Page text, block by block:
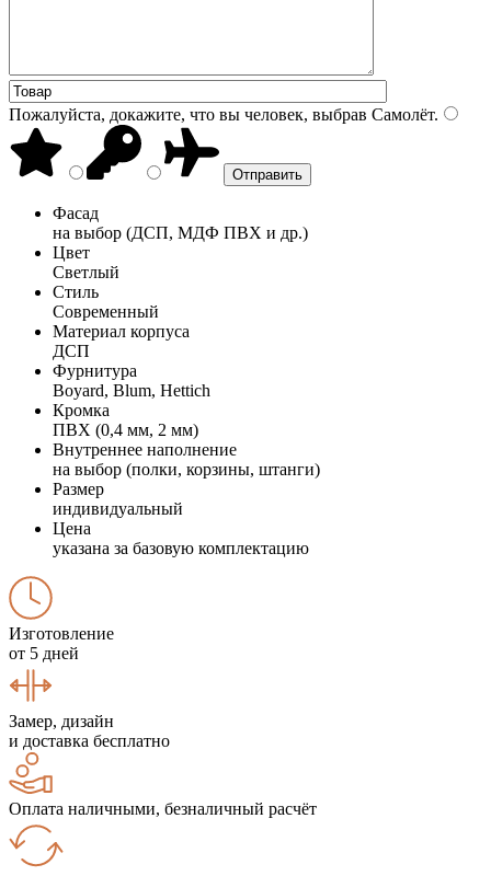
Пожалуйста, докажите, что вы человек, выбрав Самолёт.
Фасад
на выбор (ДСП, МДФ ПВХ и др.)
Цвет
Светлый
Стиль
Современный
Материал корпуса
ДСП
Фурнитура
Boyard, Blum, Hettich
Кромка
ПВХ (0,4 мм, 2 мм)
Внутреннее наполнение
на выбор (полки, корзины, штанги)
Размер
индивидуальный
Цена
указана за базовую комплектацию
Изготовление
от 5 дней
Замер, дизайн
и доставка бесплатно
Оплата наличными, безналичный расчёт